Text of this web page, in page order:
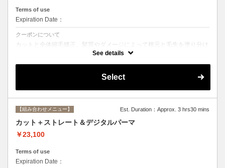
Terms of use
Expiration Date：
クーポンについて
カットと全体縮毛矯正。髪質やダメージによって根元と毛先を塗り分け
ます。シャンプー、ブロー込み。必要に応じて前処理トリートメント無
See details
Select
【組み合わせメニュー】 Est. Duration：Approx. 3 hrs30 mins
カット＋ストレート＆デジタルパーマ
￥23,100
Terms of use
Expiration Date：